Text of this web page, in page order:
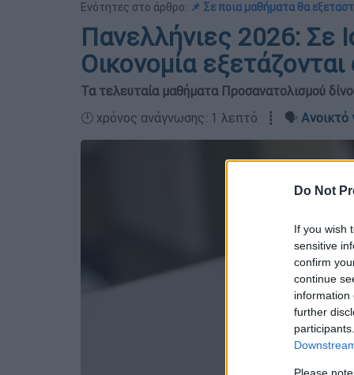
Do Not
If you wish
sensitive
confirm
continue
information
further
Please
Ενότητες στο άρθρο: 📌 Σε ποια μαθήματα θα
Πανελλήνιες 2026: Σε
Οικονομία
Τα τελευταία μαθήματα Προσανατολισμού
🕛 χρόνος ανάγνωσης: 1 λεπτό ┋ 🗣️ Ανοικτό